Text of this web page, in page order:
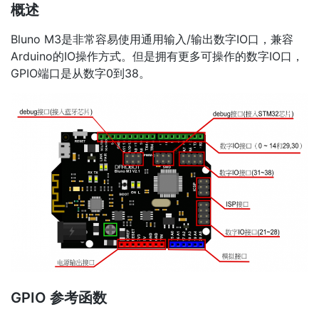
概述
Bluno M3是非常容易使用通用输入/输出数字IO口，兼容
Arduino的IO操作方式。但是拥有更多可操作的数字IO口，
GPIO端口是从数字0到38。
GPIO 参考函数